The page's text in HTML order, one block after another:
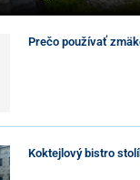
Prečo používať
Koktejlový bistro